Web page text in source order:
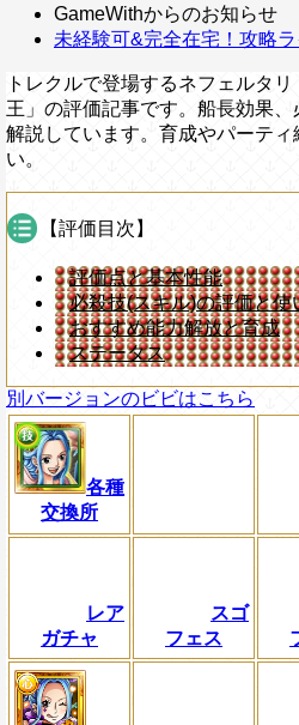
GameWithからのお知らせ
未経験可&完全在宅！攻略ラ
トレクルで登場するネフェルタ
王」の評価記事です。船長効果
解説しています。育成やパーテ
い。
【評価目次】
評価点と基本性能
必殺技(スキル)の評価と使
おすすめ能力解放と育成
ステータス
別バージョンのビビはこちら
各種
交換所
レア
ガチャ
スゴ
フェス